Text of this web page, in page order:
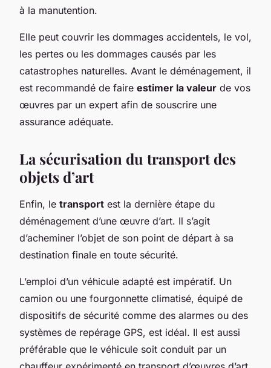
à la manutention.
Elle peut couvrir les dommages accidentels, le vol,
les pertes ou les dommages causés par les
catastrophes naturelles. Avant le déménagement, il
est recommandé de faire estimer la valeur de vos
œuvres par un expert afin de souscrire une
assurance adéquate.
La sécurisation du transport des
objets d’art
Enfin, le transport est la dernière étape du
déménagement d’une œuvre d’art. Il s’agit
d’acheminer l’objet de son point de départ à sa
destination finale en toute sécurité.
L’emploi d’un véhicule adapté est impératif. Un
camion ou une fourgonnette climatisé, équipé de
dispositifs de sécurité comme des alarmes ou des
systèmes de repérage GPS, est idéal. Il est aussi
préférable que le véhicule soit conduit par un